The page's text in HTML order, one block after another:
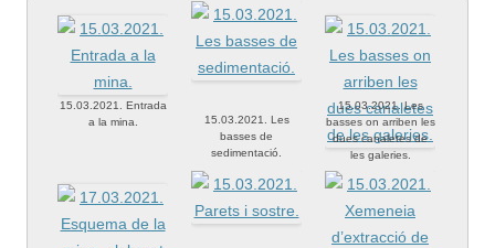
15.03.2021. Entrada
a la mina.
15.03.2021. Les
basses de
sedimentació.
15.03.2021. Les
basses on arriben les
dues canaletes de
les galeries.